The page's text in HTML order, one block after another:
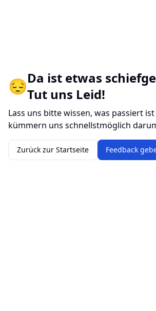
😔Da ist etwas
Tut uns Leid!
Lass uns bitte wissen, was passiert
kümmern uns schnellstmöglich
Zurück zur Startseite Feedback